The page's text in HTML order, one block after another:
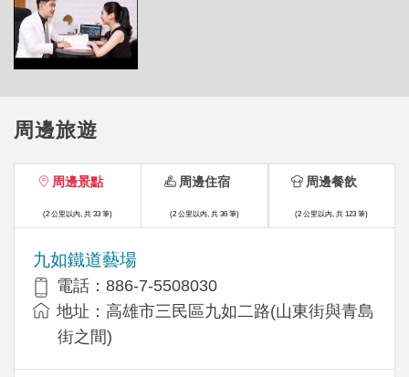
周邊旅遊
周邊景點
(2 公里以內, 共 33 筆)
九如鐵道藝場
電話：886-7-5508030
地址：高雄市三民區九如二路(山東街與青島
街之間)
周邊住宿
(2 公里以內, 共 36 筆)
周邊餐飲
(2 公里以內, 共 123 筆)